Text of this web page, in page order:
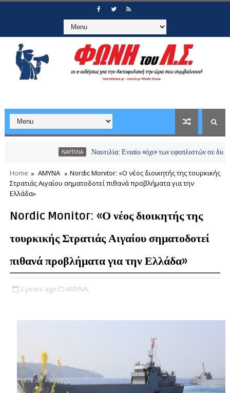
Ναυτιλία: Ενιαίο «όχι» των εφοπλιστών σε διόδια και
Home ΑΜΥΝΑ
Nordic Monitor: «Ο νέος διοικητής της τουρκικής
Στρατιάς Αιγαίου σηματοδοτεί πιθανά προβλήματα για την
Ελλάδα»
Nordic Monitor: «Ο νέος διοικητής της
τουρκικής Στρατιάς Αιγαίου σηματοδοτεί
πιθανά προβλήματα για την Ελλάδα»
2 years ago ΑΜΥΝΑ,